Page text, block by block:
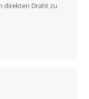
direkten Draht zu